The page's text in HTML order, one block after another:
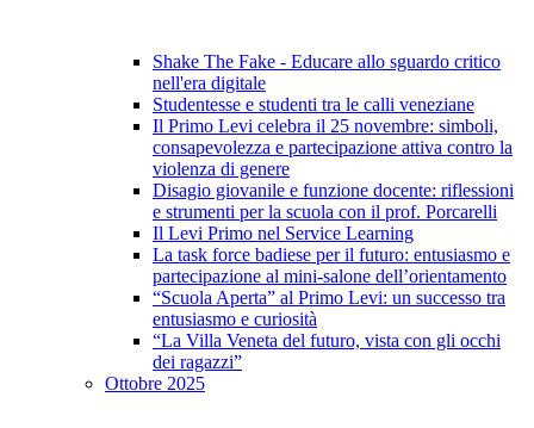
Shake The Fake - Educare allo sguardo critico
nell'era digitale
Studentesse e studenti tra le calli veneziane
Il Primo Levi celebra il 25 novembre: simboli,
consapevolezza e partecipazione attiva contro la
violenza di genere
Disagio giovanile e funzione docente: riflessioni
e strumenti per la scuola con il prof. Porcarelli
Il Levi Primo nel Service Learning
La task force badiese per il futuro: entusiasmo e
partecipazione al mini-salone dell’orientamento
“Scuola Aperta” al Primo Levi: un successo tra
entusiasmo e curiosità
“La Villa Veneta del futuro, vista con gli occhi
dei ragazzi”
Ottobre 2025